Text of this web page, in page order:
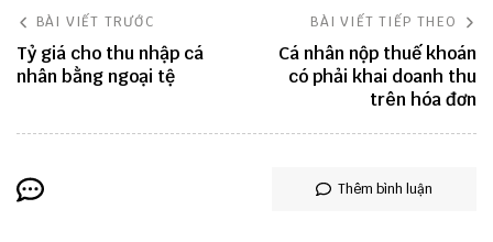
BÀI VIẾT TRƯỚC
Tỷ giá cho thu nhập cá
nhân bằng ngoại tệ
BÀI VIẾT TIẾP THEO
Cá nhân nộp thuế khoán
có phải khai doanh thu
trên hóa đơn
Thêm bình luận